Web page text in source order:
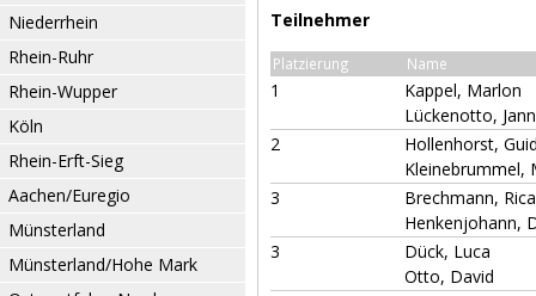
Niederrhein
Rhein-Ruhr
Rhein-Wupper
Köln
Rhein-Erft-Sieg
Aachen/Euregio
Münsterland
Münsterland/Hohe Mark
Teilnehmer
Platzierung Name
1
Kappel, Marlon
Lückenotto,
2
Hollenhorst,
Kleinebrummel,
3
Brechmann,
Henkenjohann,
3
Dück, Luca
Otto, David